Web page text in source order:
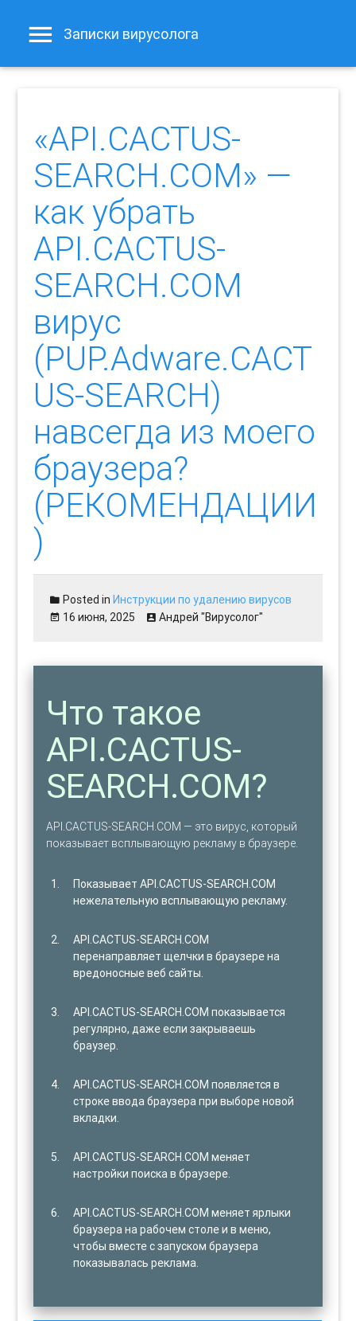
Записки вирусолога
«API.CACTUS-
SEARCH.COM» —
как убрать
API.CACTUS-
SEARCH.COM
вирус
(PUP.Adware.CACT
US-SEARCH)
навсегда из моего
браузера?
(РЕКОМЕНДАЦИИ
)
Posted inИнструкции по удалению вирусов
16 июня, 2025
Андрей "Вирусолог"
Что такое
API.CACTUS-
SEARCH.COM?
API.CACTUS-SEARCH.COM — это вирус, который
показывает всплывающую рекламу в браузере.
Показывает API.CACTUS-SEARCH.COM
нежелательную всплывающую рекламу.
API.CACTUS-SEARCH.COM
перенаправляет щелчки в браузере на
вредоносные веб сайты.
API.CACTUS-SEARCH.COM показывается
регулярно, даже если закрываешь
браузер.
API.CACTUS-SEARCH.COM появляется в
строке ввода браузера при выборе новой
вкладки.
API.CACTUS-SEARCH.COM меняет
настройки поиска в браузере.
API.CACTUS-SEARCH.COM меняет ярлыки
браузера на рабочем столе и в меню,
чтобы вместе с запуском браузера
показывалась реклама.